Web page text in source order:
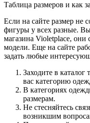
Таблица размеров и как
Если на сайте размер не
фигуры у всех разные.
магазина Violetplace,
модели. Еще на сайте
задать любые
Заходите в
вас категорию
В категориях
размерам.
Не стесняйтесь
возникшим